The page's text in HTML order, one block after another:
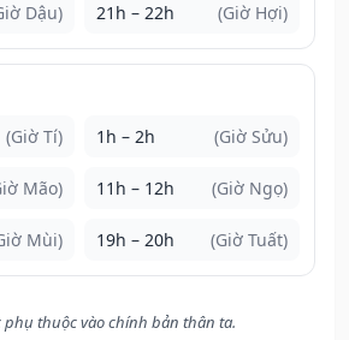
Dậu) 21h – 22h (Giờ Hợi)
(Giờ Tí) 1h – 2h (Giờ Sửu)
Mão) 11h – 12h (Giờ Ngọ)
Mùi) 19h – 20h (Giờ Tuất)
thuộc vào chính bản thân ta.